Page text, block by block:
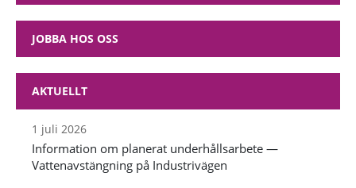
AKTUELLT
1 juli 2026
Information om planerat underhållsarbete —
Vattenavstängning på Industrivägen
JOBBA HOS OSS